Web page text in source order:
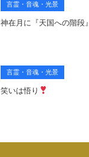
言霊・音魂・光景
神在月に『天国への階段』
言霊・音魂・光景
笑いは悟り